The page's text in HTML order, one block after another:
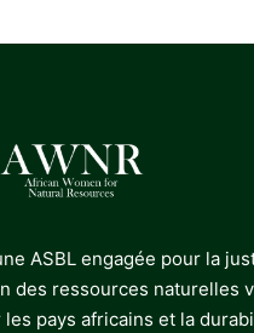
ASBL engagée pour la
des ressources naturelles
pays africains et la